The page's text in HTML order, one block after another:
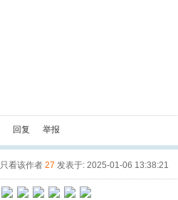
回复 举报
只看该作者 27 发表于: 2025-01-06 13:38:21